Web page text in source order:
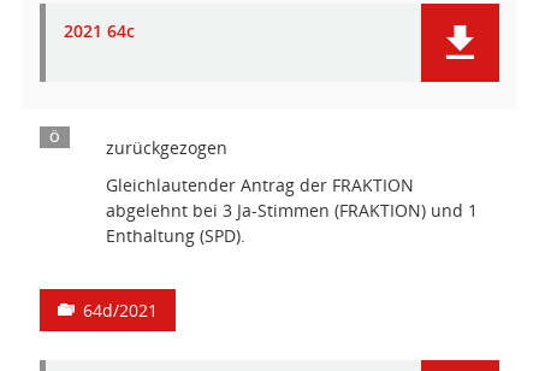
2021 64c
Ö
zurückgezogen
Gleichlautender Antrag der FRAKTION
abgelehnt bei 3 Ja-Stimmen (FRAKTION) und 1
Enthaltung (SPD).
64d/2021